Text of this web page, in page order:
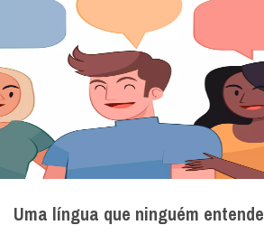
Uma língua que ninguém entende